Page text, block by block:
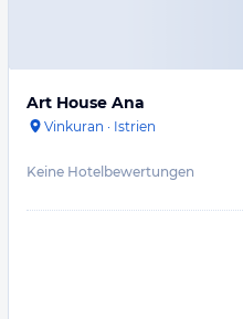
Art House Ana
Vinkuran · Istrien
Keine Hotelbewertungen